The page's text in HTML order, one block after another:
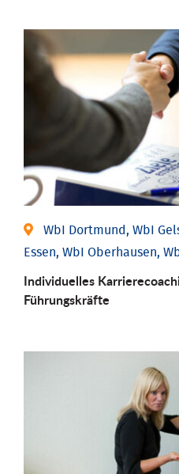
WbI Dortmund, WbI
Essen, WbI Oberhausen,
Individu­elles
Führungs­kräfte